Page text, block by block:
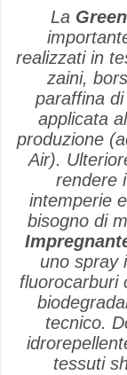
La
realizzati in
zaini,
paraffina
applicata
produzione
Air).
rendere
intemperie
bisogno di
uno spray
fluorocarburi
tecnico.
tessuti